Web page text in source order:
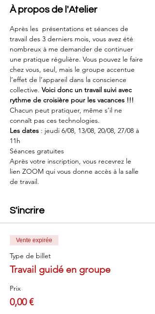
À propos de l'Atelier
Après les  présentations et séances de
travail des 3 derniers mois, vous avez été
nombreux à me demander de continuer
une pratique régulière. Vous pouvez le faire
chez vous, seul, mais le groupe accentue
l’effet de l’appareil dans la conscience
collective. Voici donc un travail suivi avec
rythme de croisière pour les vacances !!!
Chacun peut pratiquer, même s’il ne
connaît pas ces technologies.
Les dates : jeudi 6/08, 13/08, 20/08, 27/08 à
11h
Séances gratuites
Après votre inscription, vous recevrez le
lien ZOOM qui vous donne accès à la salle
de travail.
S'incrire
Vente expirée
Type de billet
Travail guidé en groupe
Prix
0,00 €